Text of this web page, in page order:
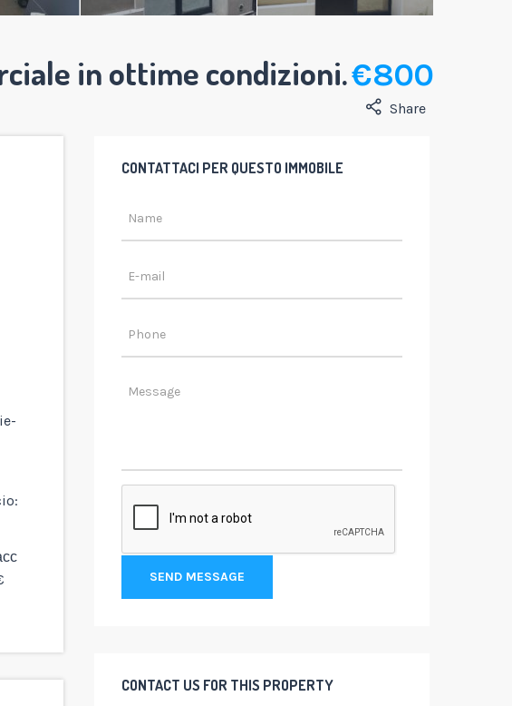
in ottime condizioni.€ 800
Share
CONTATTACI PER QUESTO IMMOBILE
SEND MESSAGE
CONTACT US FOR THIS PROPERTY